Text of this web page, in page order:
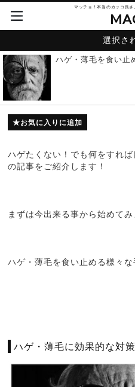
マッチョ！本当のカッコ良
選択さ
ハゲ・薄毛を食い止
お気に入りに追加
ハゲたくない！でも何をすれ
の記事をご紹介します！
まずは今出来る事から始めてみ
ハゲ・薄毛を食い止める様々な
ハゲ・薄毛に効果的な対